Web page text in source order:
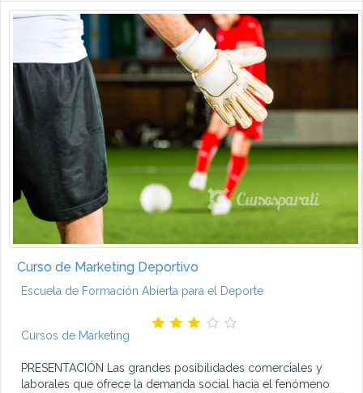
Curso de Marketing Deportivo
Escuela de Formación Abierta para el Deporte
Cursos de Marketing
PRESENTACIÓN Las grandes posibilidades comerciales y
laborales que ofrece la demanda social hacia el fenómeno